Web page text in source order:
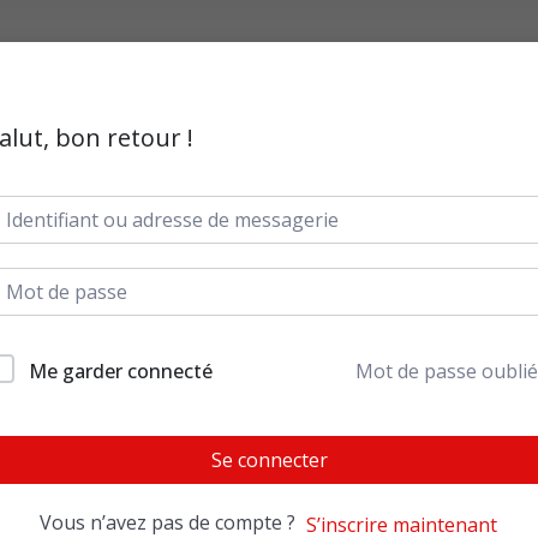
bon retour !
Me garder connecté Mot de passe
Se connecter
Vous n’avez pas de compte ? S’inscrire maintenant